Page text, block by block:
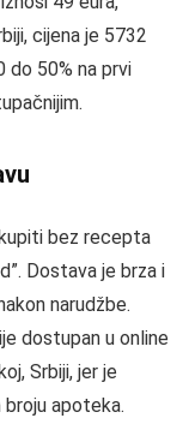
cijena je 5732
do 50% na prvi
bez recepta
Dostava je brza i
narudžbe.
dostupan u online
Srbiji, jer je
apoteka.